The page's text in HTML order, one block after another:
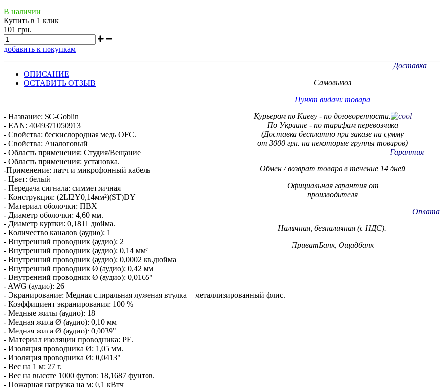
В наличии
Купить в 1 клик
101 грн.
добавить к покупкам
Доставка
Самовывоз
Пункт видачи товара
Курьером по Киеву - по договоренности.
По Украине - по тарифам перевозчика
(Доставка бесплатно при заказе на сумму
от 3000 грн. на некоторые группы товаров)
Гарантия
Обмен / возврат товара в течение 14 дней
Официальная гарантия от
производителя
Оплата
Наличная, безналичная (с НДС).
ПриватБанк, Ощадбанк
ОПИСАНИЕ
ОСТАВИТЬ ОТЗЫВ
- Название: SC-Goblin
- EAN: 4049371050913
- Свойства: бескислородная медь OFC.
- Свойства: Аналоговый
- Область применения: Студия/Вещание
- Область применения: установка.
-Применение: патч и микрофонный кабель
- Цвет: белый
- Передача сигнала: симметричная
- Конструкция: (2LI2Y0,14мм²)(ST)DY
- Материал оболочки: ПВХ.
- Диаметр оболочки: 4,60 мм.
- Диаметр куртки: 0,1811 дюйма.
- Количество каналов (аудио): 1
- Внутренний проводник (аудио): 2
- Внутренний проводник (аудио): 0,14 мм²
- Внутренний проводник (аудио): 0,0002 кв.дюйма
- Внутренний проводник Ø (аудио): 0,42 мм
- Внутренний проводник Ø (аудио): 0,0165"
- AWG (аудио): 26
- Экранирование: Медная спиральная луженая втулка + металлизированный флис.
- Коэффициент экранирования: 100 %
- Медные жилы (аудио): 18
- Медная жила Ø (аудио): 0,10 мм
- Медная жила Ø (аудио): 0,0039"
- Материал изоляции проводника: PE.
- Изоляция проводника Ø: 1,05 мм.
- Изоляция проводника Ø: 0,0413"
- Вес на 1 м: 27 г.
- Вес на высоте 1000 футов: 18,1687 фунтов.
- Пожарная нагрузка на м: 0,1 кВтч